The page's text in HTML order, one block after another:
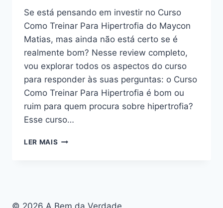
Se está pensando em investir no Curso
Como Treinar Para Hipertrofia do Maycon
Matias, mas ainda não está certo se é
realmente bom? Nesse review completo,
vou explorar todos os aspectos do curso
para responder às suas perguntas: o Curso
Como Treinar Para Hipertrofia é bom ou
ruim para quem procura sobre hipertrofia?
Esse curso…
LER MAIS CURSO
OU